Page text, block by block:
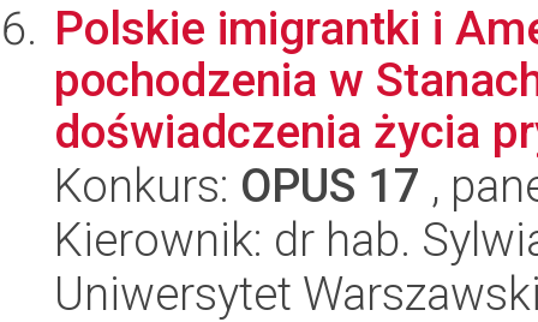
Polskie imigrantki i
pochodzenia w
doświadczenia życia
Konkurs: OPUS 17 ,
Kierownik: dr hab.
Uniwersytet